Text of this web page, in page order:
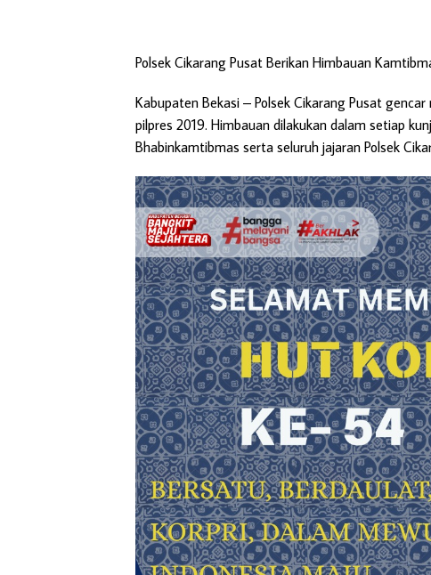
Polsek Cikarang Pusat Berikan Himbauan
Kabupaten Bekasi – Polsek Cikarang Pusat
pilpres 2019. Himbauan dilakukan dalam setiap
Bhabinkamtibmas serta seluruh jajaran Polsek